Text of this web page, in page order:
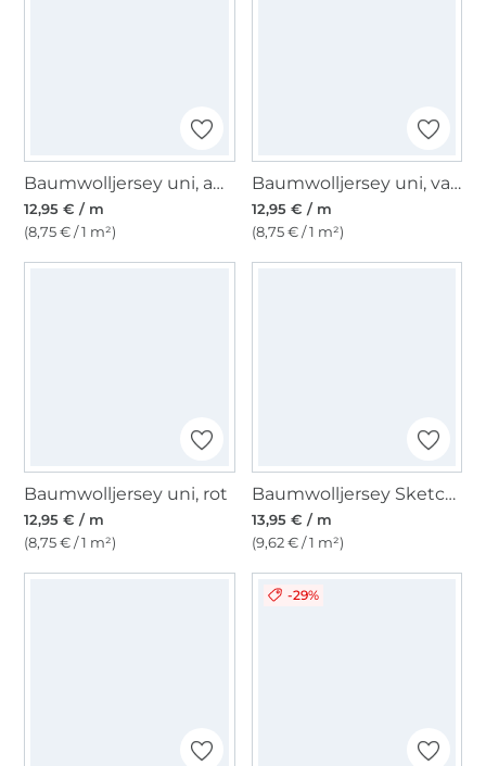
Baumwolljersey uni, aquablau
12,95 € / m
(8,75 € / 1 m²)
Baumwolljersey uni, vanille
12,95 € / m
(8,75 € / 1 m²)
Baumwolljersey uni, rot
12,95 € / m
(8,75 € / 1 m²)
Baumwolljersey Sketch Flowers, grün
13,95 € / m
(9,62 € / 1 m²)
-29%